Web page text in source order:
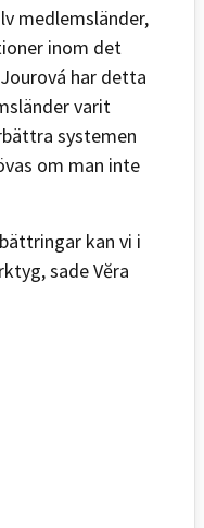
medlemsländer,
inom det
har detta
varit
systemen
om man inte
kan vi i
sade Vĕra